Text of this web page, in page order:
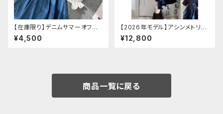
【在庫限り】デニムサマーオフシ
ョルダーワンピース（ミニ丈
¥4,500
【2026年モデル】アシンメトリー
チャイナ改良ドレス
¥12,800
商品一覧に戻る